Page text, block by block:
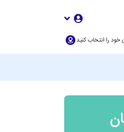
خود را انتخاب کنید